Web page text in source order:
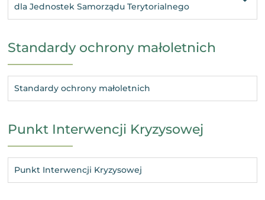
dla Jednostek Samorządu Terytorialnego
Standardy ochrony małoletnich
Standardy ochrony małoletnich
Punkt Interwencji Kryzysowej
Punkt Interwencji Kryzysowej